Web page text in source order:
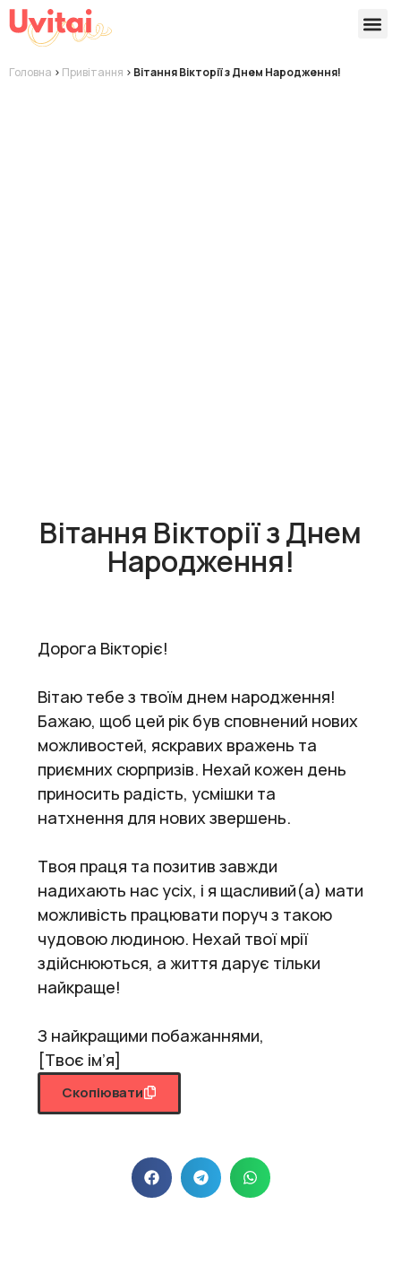
Головна > Привітання > Вітання Вікторії з Днем Народження!
Вітання Вікторії з Днем
Народження!
Дорога Вікторіє!
Вітаю тебе з твоїм днем народження!
Бажаю, щоб цей рік був сповнений нових
можливостей, яскравих вражень та
приємних сюрпризів. Нехай кожен день
приносить радість, усмішки та
натхнення для нових звершень.
Твоя праця та позитив завжди
надихають нас усіх, і я щасливий(а) мати
можливість працювати поруч з такою
чудовою людиною. Нехай твої мрії
здійснюються, а життя дарує тільки
найкраще!
З найкращими побажаннями,
[Твоє ім’я]
Скопіювати